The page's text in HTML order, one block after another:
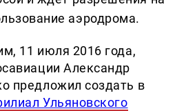
аэродрома.
11 июля 2016 года,
Александр
предложил создать в
Ульяновского